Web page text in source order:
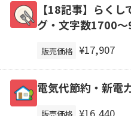
【18記事】らく
グ・文字数1700
販売価格 ¥17,907
電気代節約・新電